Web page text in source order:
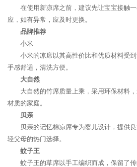
在使用新凉席之前，建议先让宝宝接触
应，如有异常，应及时更换。
品牌推荐
小米
小米的凉席以其高性价比和优质材料受
手感舒适，清洗方便。
大自然
大自然的竹席质量上乘，采用环保材料
材质的家庭。
贝亲
贝亲的记忆棉凉席专为婴儿设计，提供
轻父母的热门选择。
蚊子王
蚊子王的草席以手工编织而成，保留了